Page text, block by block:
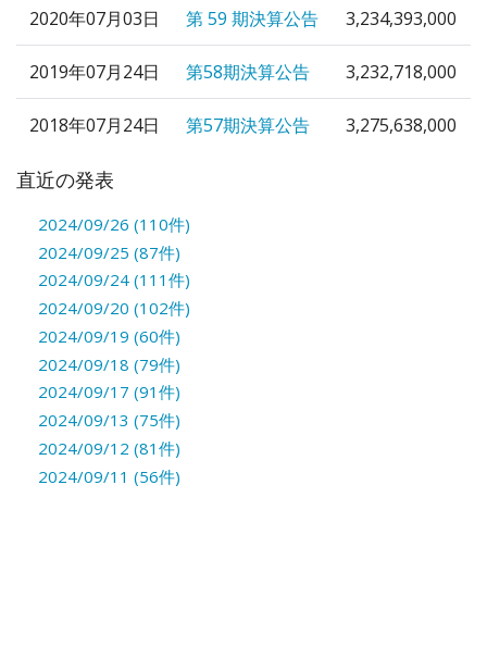
2020年07月03日 第 59 期決算公告 3,234,393,000
2019年07月24日 第58期決算公告 3,232,718,000
2018年07月24日 第57期決算公告 3,275,638,000
直近の発表
2024/09/26 (110件)
2024/09/25 (87件)
2024/09/24 (111件)
2024/09/20 (102件)
2024/09/19 (60件)
2024/09/18 (79件)
2024/09/17 (91件)
2024/09/13 (75件)
2024/09/12 (81件)
2024/09/11 (56件)